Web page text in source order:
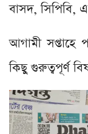
বাসদ, সিপিবি,
আগামী সপ্তাহে
কিছু গুরুত্বপূর্ণ